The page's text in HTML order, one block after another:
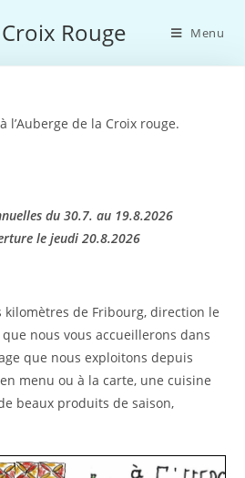
Rouge Menu
l’Auberge de la Croix rouge.
du 30.7. au 19.8.2026
le jeudi 20.8.2026
kilomètres de Fribourg, direction le
que nous vous accueillerons dans
que nous exploitons depuis
menu ou à la carte, une cuisine
beaux produits de saison,